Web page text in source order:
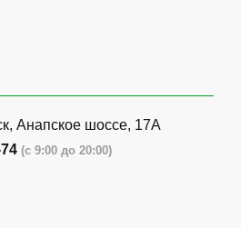
Анапское шоссе, 17А
(с 9:00 до 20:00)